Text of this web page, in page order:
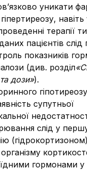
уникати
терапії
пацієнтів
показників
(див. розділ
дози»).
супутньої
слід у
гормонами у